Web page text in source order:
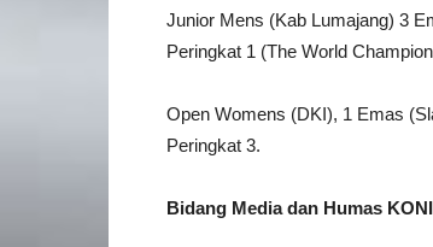
Junior Mens (Kab Lumajang) 3
Peringkat 1 (The World
Open Womens (DKI), 1 Emas
Peringkat 3.
Bidang Media dan Humas